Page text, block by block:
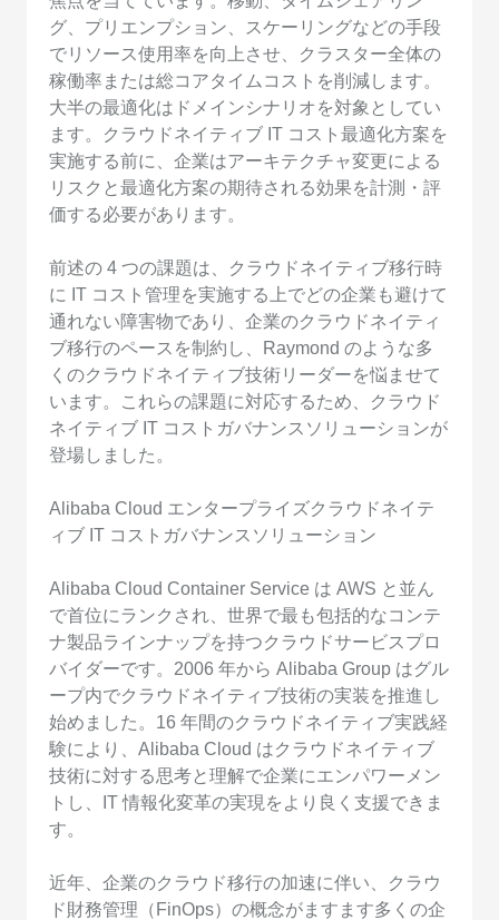
グ、プリエンプション、スケーリングなどの手段
でリソース使用率を向上させ、クラスター全体の
稼働率または総コアタイムコストを削減します。
大半の最適化はドメインシナリオを対象としてい
ます。クラウドネイティブ IT コスト最適化方案を
実施する前に、企業はアーキテクチャ変更による
リスクと最適化方案の期待される効果を計測・評
価する必要があります。
前述の 4 つの課題は、クラウドネイティブ移行時
に IT コスト管理を実施する上でどの企業も避けて
通れない障害物であり、企業のクラウドネイティ
ブ移行のペースを制約し、Raymond のような多
くのクラウドネイティブ技術リーダーを悩ませて
います。これらの課題に対応するため、クラウド
ネイティブ IT コストガバナンスソリューションが
登場しました。
Alibaba Cloud エンタープライズクラウドネイテ
ィブ IT コストガバナンスソリューション
Alibaba Cloud Container Service は AWS と並ん
で首位にランクされ、世界で最も包括的なコンテ
ナ製品ラインナップを持つクラウドサービスプロ
バイダーです。2006 年から Alibaba Group はグル
ープ内でクラウドネイティブ技術の実装を推進し
始めました。16 年間のクラウドネイティブ実践経
験により、Alibaba Cloud はクラウドネイティブ
技術に対する思考と理解で企業にエンパワーメン
トし、IT 情報化変革の実現をより良く支援できま
す。
近年、企業のクラウド移行の加速に伴い、クラウ
ド財務管理（FinOps）の概念がますます多くの企